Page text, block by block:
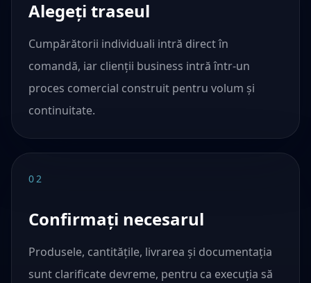
Alegeți traseul
Cumpărătorii individuali intră direct în
comandă, iar clienții business intră într-un
proces comercial construit pentru volum și
continuitate.
02
Confirmați necesarul
Produsele, cantitățile, livrarea și documentația
sunt clarificate devreme, pentru ca execuția să